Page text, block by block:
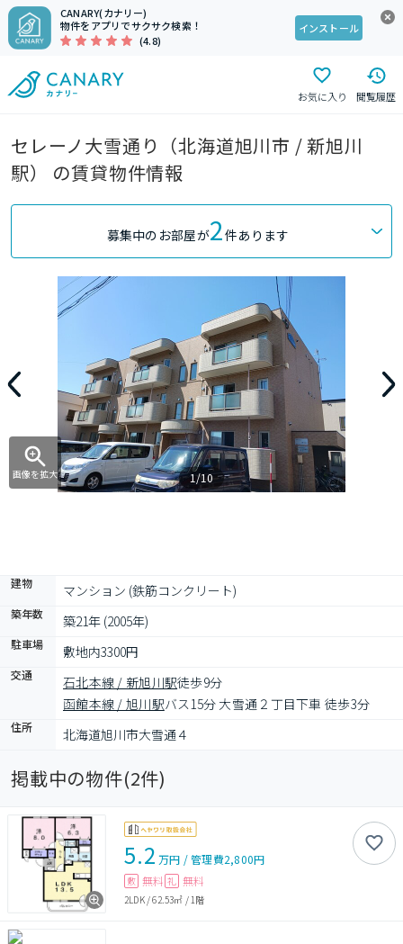
CANARY(カナリー)
物件をアプリでサクサク検索！
(4.8)
インストール
お気に入り 閲覧履歴
セレーノ大雪通り（北海道旭川市 / 新旭川
駅） の賃貸物件情報
募集中のお部屋が2件あります
画像を拡大 1/10
建物 マンション (鉄筋コンクリート)
築年数 築21年 (2005年)
駐車場 敷地内3300円
交通 石北本線 / 新旭川駅徒歩9分
函館本線 / 旭川駅バス15分 大雪通２丁目下車 徒歩3分
住所 北海道旭川市大雪通４
掲載中の物件(2件)
5.2 万円 /管理費2,800円
敷 無料 礼 無料
2LDK/62.53㎡ /1階